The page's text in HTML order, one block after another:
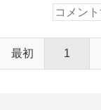
最初 1